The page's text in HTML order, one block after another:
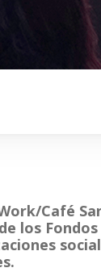
Café
los Fondos